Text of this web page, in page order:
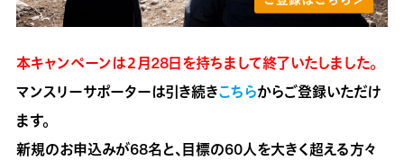
本キャンペーンは２月28日を持ちまして終了いたしました。
マンスリーサポーターは引き続きこちらからご登録いただけ
ます。
新規のお申込みが68名と、目標の60人を大きく超える方々